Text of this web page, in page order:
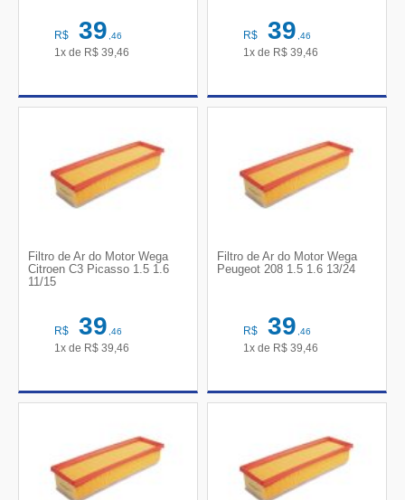
R$ 39,46
1x de R$ 39,46
R$ 39,46
1x de R$ 39,46
Filtro de Ar do Motor Wega
Citroen C3 Picasso 1.5 1.6
11/15
R$ 39,46
1x de R$ 39,46
Filtro de Ar do Motor Wega
Peugeot 208 1.5 1.6 13/24
R$ 39,46
1x de R$ 39,46